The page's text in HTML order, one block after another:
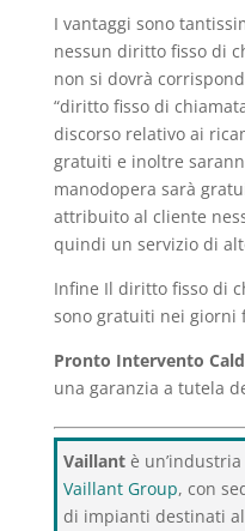
I vantaggi sono
nessun diritto fisso di
non si dovrà
“diritto fisso di
discorso relativo ai
gratuiti e inoltre
manodopera sarà
attribuito al cliente
quindi un servizio di
Infine Il diritto fisso di
sono gratuiti nei giorni
Pronto Intervento
una garanzia a tutela
Vaillantè un’industria
Vaillant Group, con
di impianti destinati